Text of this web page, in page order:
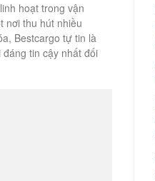
hoạt trong vận
nơi thu hút nhiều
Bestcargo tự tin là
tin cậy nhất đối